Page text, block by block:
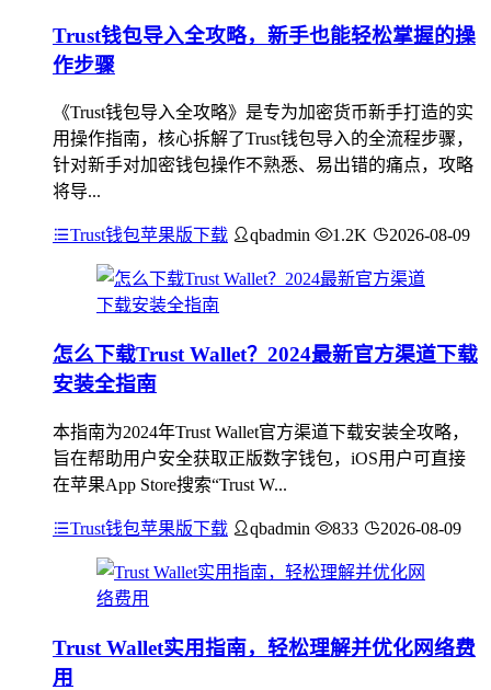
Trust钱包导入全攻略，新手也能轻松掌握的操
作步骤
《Trust钱包导入全攻略》是专为加密货币新手打造的实
用操作指南，核心拆解了Trust钱包导入的全流程步骤，
针对新手对加密钱包操作不熟悉、易出错的痛点，攻略
将导...
Trust钱包苹果版下载 qbadmin 1.2K 2026-08-09
怎么下载Trust Wallet？2024最新官方渠道下载
安装全指南
本指南为2024年Trust Wallet官方渠道下载安装全攻略，
旨在帮助用户安全获取正版数字钱包，iOS用户可直接
在苹果App Store搜索“Trust W...
Trust钱包苹果版下载 qbadmin 833 2026-08-09
Trust Wallet实用指南，轻松理解并优化网络费
用